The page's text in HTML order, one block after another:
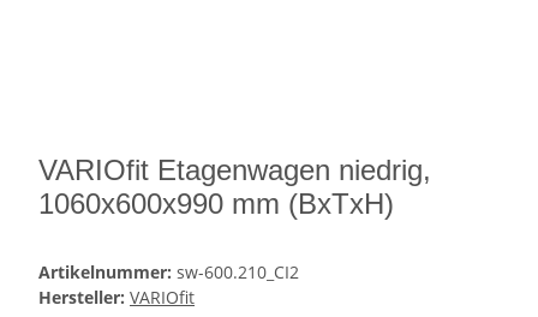
VARIOfit Etagenwagen niedrig,
1060x600x990 mm (BxTxH)
Artikelnummer: sw-600.210_CI2
Hersteller: VARIOfit